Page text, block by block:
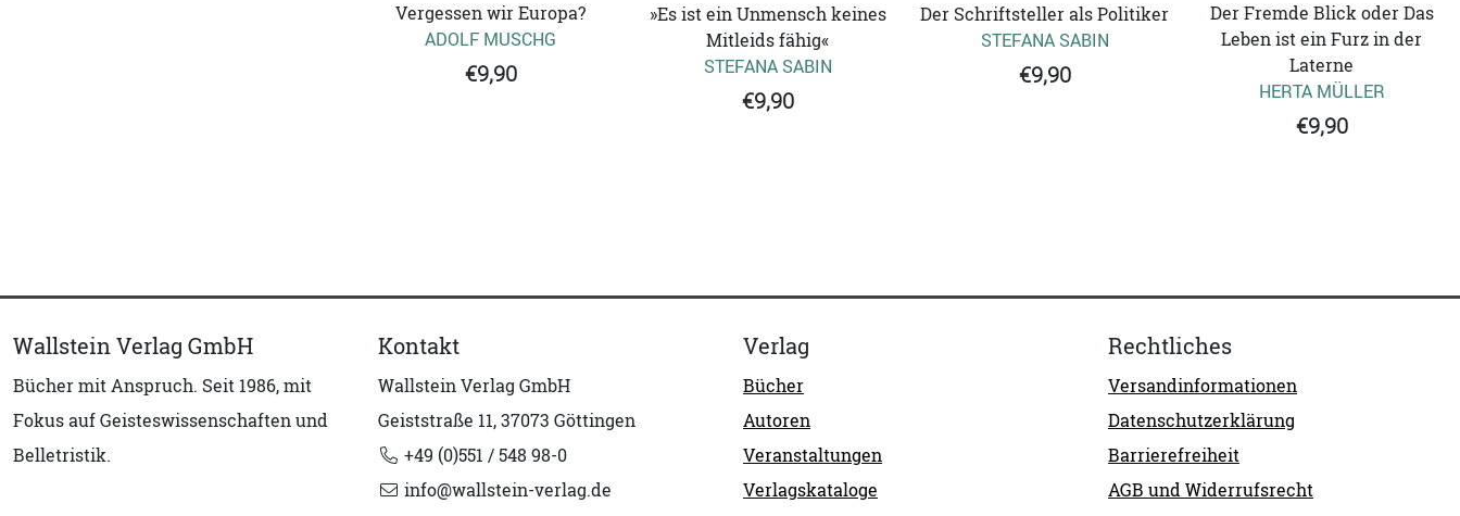
Vergessen wir Europa?
ADOLF MUSCHG
€9,90
»Es ist ein Unmensch keines
Mitleids fähig«
STEFANA SABIN
€9,90
Der Schriftsteller als Politiker
STEFANA SABIN
€9,90
Der Fremde Blick oder Das
Leben ist ein Furz in der
Laterne
HERTA MÜLLER
€9,90
Wallstein Verlag GmbH
Bücher mit Anspruch. Seit 1986, mit
Fokus auf Geisteswissenschaften und
Belletristik.
Kontakt
Wallstein Verlag GmbH
Geiststraße 11, 37073 Göttingen
+49 (0)551 / 548 98-0
info@wallstein-verlag.de
Verlag
Bücher
Autoren
Veranstaltungen
Verlagskataloge
Rechtliches
Versandinformationen
Datenschutzerklärung
Barrierefreiheit
AGB und Widerrufsrecht